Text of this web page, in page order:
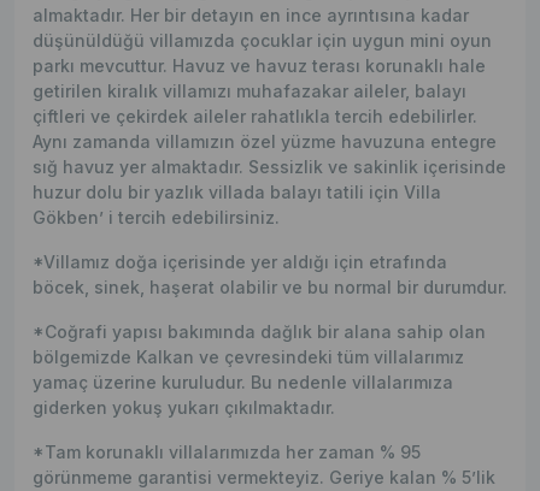
almaktadır. Her bir detayın en ince ayrıntısına kadar
düşünüldüğü villamızda çocuklar için uygun mini oyun
parkı mevcuttur. Havuz ve havuz terası korunaklı hale
getirilen kiralık villamızı muhafazakar aileler, balayı
çiftleri ve çekirdek aileler rahatlıkla tercih edebilirler.
Aynı zamanda villamızın özel yüzme havuzuna entegre
sığ havuz yer almaktadır. Sessizlik ve sakinlik içerisinde
huzur dolu bir yazlık villada balayı tatili için Villa
Gökben’ i tercih edebilirsiniz.
*Villamız doğa içerisinde yer aldığı için etrafında
böcek, sinek, haşerat olabilir ve bu normal bir durumdur.
*Coğrafi yapısı bakımında dağlık bir alana sahip olan
bölgemizde Kalkan ve çevresindeki tüm villalarımız
yamaç üzerine kuruludur. Bu nedenle villalarımıza
giderken yokuş yukarı çıkılmaktadır.
*Tam korunaklı villalarımızda her zaman % 95
görünmeme garantisi vermekteyiz. Geriye kalan % 5’lik